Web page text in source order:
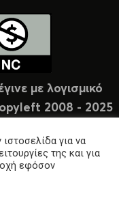
με λογισμικό
2008 - 2025
για να
της και για
εφόσον